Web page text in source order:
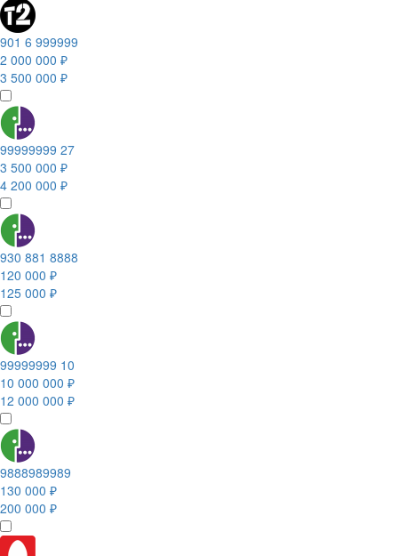
901 6 999999
2 000 000 ₽
3 500 000 ₽
99999999 27
3 500 000 ₽
4 200 000 ₽
930 881 8888
120 000 ₽
125 000 ₽
99999999 10
10 000 000 ₽
12 000 000 ₽
9888989989
130 000 ₽
200 000 ₽